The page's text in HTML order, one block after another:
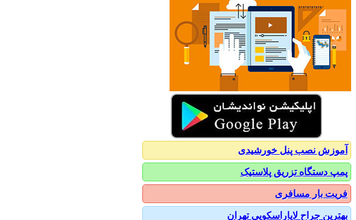
آموزش نصب پنل خورشیدی
پمپ دستگاه تزریق پلاستیک
فریت بار مسافری
بهترین جراح لاپاراسکوپی تهران